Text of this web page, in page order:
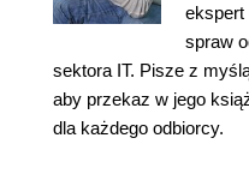
ekspert
spraw
sektora IT. Pisze z
aby przekaz w jego
dla każdego odbiorcy.